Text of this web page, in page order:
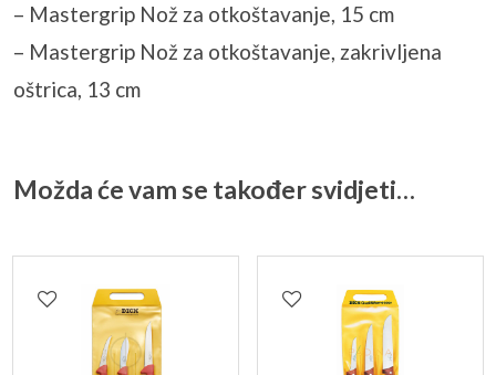
– Mastergrip Nož za otkoštavanje, 15 cm
– Mastergrip Nož za otkoštavanje, zakrivljena
oštrica, 13 cm
Možda će vam se također svidjeti…